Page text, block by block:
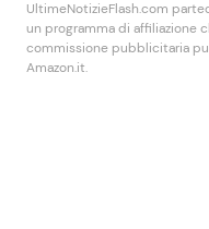
UltimeNotizieFlash.com
un programma di affiliazione
commissione pubblicitaria
Amazon.it.